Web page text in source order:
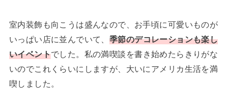
室内装飾も向こうは盛んなので、お手頃に可愛いものが
いっぱい店に並んでいて、 季節のデコレーションも楽し
いイベントでした。私の満喫談を書き始めたらきりがな
いのでこれくらいにしますが、大いにアメリカ生活を満
喫しました。